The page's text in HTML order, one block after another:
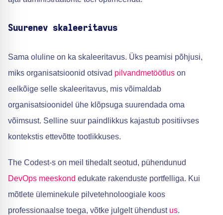
Suurenev skaleeritavus
Sama oluline on ka skaleeritavus. Üks peamisi põhjusi,
miks organisatsioonid otsivad pilvandmetöötlus on
eelkõige selle skaleeritavus, mis võimaldab
organisatsioonidel ühe klõpsuga suurendada oma
võimsust. Selline suur paindlikkus kajastub positiivses
kontekstis ettevõtte tootlikkuses.
The Codest-s on meil tihedalt seotud, pühendunud
DevOps meeskond edukate rakenduste portfelliga. Kui
mõtlete üleminekule pilvetehnoloogiale koos
professionaalse toega, võtke julgelt ühendust us.